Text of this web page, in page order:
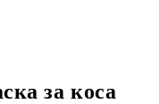
за коса